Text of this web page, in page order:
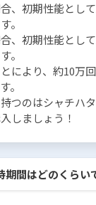
、初期性能とし
。
、初期性能とし
。
により、約10万
。
つのはシャチハ
しましょう！
期間はどのくらい